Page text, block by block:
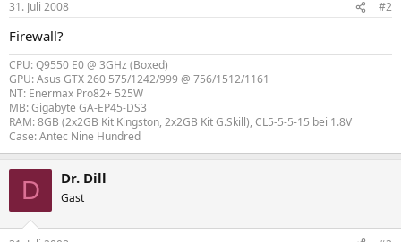
31. Juli 2008 #2
Firewall?
CPU: Q9550 E0 @ 3GHz (Boxed)
GPU: Asus GTX 260 575/1242/999 @ 756/1512/1161
NT: Enermax Pro82+ 525W
MB: Gigabyte GA-EP45-DS3
RAM: 8GB (2x2GB Kit Kingston, 2x2GB Kit G.Skill), CL5-5-5-15 bei 1.8V
Case: Antec Nine Hundred
D Dr. Dill
Gast